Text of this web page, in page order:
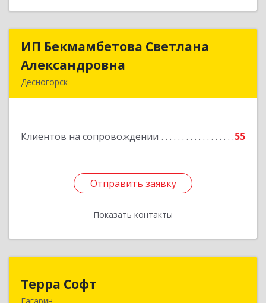
ИП Бекмамбетова Светлана
Александровна
Десногорск
Клиентов на сопровождении 55
Отправить заявку
Показать контакты
ИП Бекмамбетова Светлана
Подробнее
Отправить заявку
Назад
Терра Софт
Гагарин